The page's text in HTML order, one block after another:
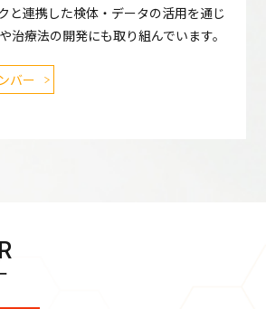
と連携した検体・データの活用を通じ
治療法の開発にも取り組んでいます。
バー